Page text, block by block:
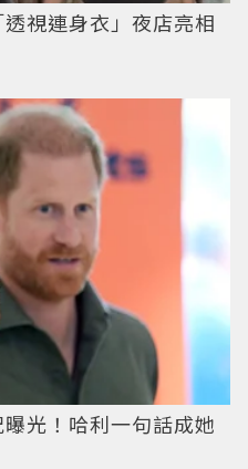
視連身衣」夜店亮相
光！哈利一句話成她